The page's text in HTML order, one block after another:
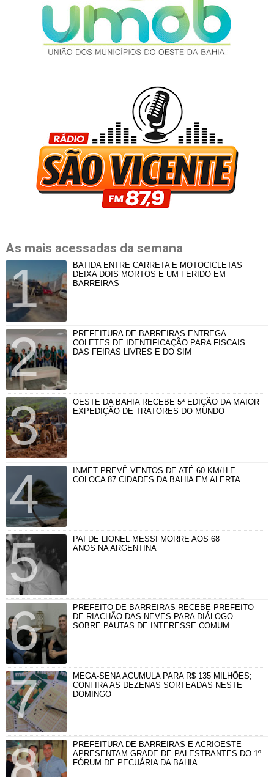
As mais acessadas da semana
BATIDA ENTRE CARRETA E MOTOCICLETAS
DEIXA DOIS MORTOS E UM FERIDO EM
BARREIRAS
PREFEITURA DE BARREIRAS ENTREGA
COLETES DE IDENTIFICAÇÃO PARA FISCAIS
DAS FEIRAS LIVRES E DO SIM
OESTE DA BAHIA RECEBE 5ª EDIÇÃO DA MAIOR
EXPEDIÇÃO DE TRATORES DO MUNDO
INMET PREVÊ VENTOS DE ATÉ 60 KM/H E
COLOCA 87 CIDADES DA BAHIA EM ALERTA
PAI DE LIONEL MESSI MORRE AOS 68
ANOS NA ARGENTINA
PREFEITO DE BARREIRAS RECEBE PREFEITO
DE RIACHÃO DAS NEVES PARA DIÁLOGO
SOBRE PAUTAS DE INTERESSE COMUM
MEGA-SENA ACUMULA PARA R$ 135 MILHÕES;
CONFIRA AS DEZENAS SORTEADAS NESTE
DOMINGO
PREFEITURA DE BARREIRAS E ACRIOESTE
APRESENTAM GRADE DE PALESTRANTES DO 1º
FÓRUM DE PECUÁRIA DA BAHIA